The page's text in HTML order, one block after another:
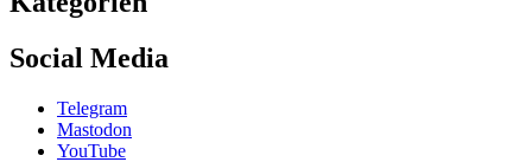
Social Media
Telegram
Mastodon
YouTube